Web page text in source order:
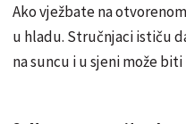
Ako vježbate na
u hladu. Stručnjaci ističu
na suncu i u sjeni može